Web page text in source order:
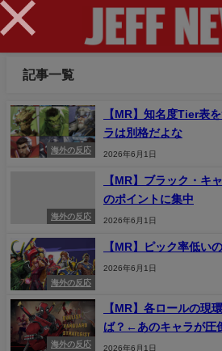
記事一覧
海外の反応
【MR】知名度Tier表
ラは別格だよな
2026年6月1日
海外の反応
【MR】ブラック・キ
のポイントに集中
2026年6月1日
海外の反応
【MR】ピック率低い
2026年6月1日
海外の反応
【MR】各ロールの現
ば？←あのキャラが圧
2026年6月1日
×